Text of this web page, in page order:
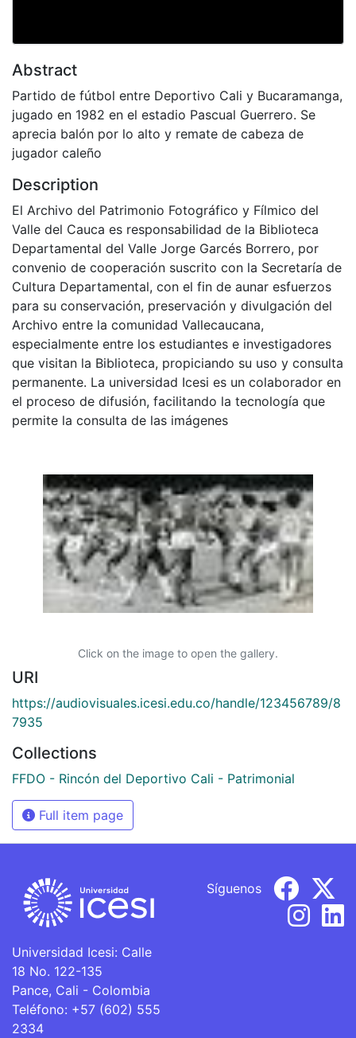
Abstract
Partido de fútbol entre Deportivo Cali y Bucaramanga,
jugado en 1982 en el estadio Pascual Guerrero. Se
aprecia balón por lo alto y remate de cabeza de
jugador caleño
Description
El Archivo del Patrimonio Fotográfico y Fílmico del
Valle del Cauca es responsabilidad de la Biblioteca
Departamental del Valle Jorge Garcés Borrero, por
convenio de cooperación suscrito con la Secretaría de
Cultura Departamental, con el fin de aunar esfuerzos
para su conservación, preservación y divulgación del
Archivo entre la comunidad Vallecaucana,
especialmente entre los estudiantes e investigadores
que visitan la Biblioteca, propiciando su uso y consulta
permanente. La universidad Icesi es un colaborador en
el proceso de difusión, facilitando la tecnología que
permite la consulta de las imágenes
Click on the image to open the gallery.
URI
https://audiovisuales.icesi.edu.co/handle/123456789/8
7935
Collections
FFDO - Rincón del Deportivo Cali - Patrimonial
Full item page
Universidad Icesi: Calle
18 No. 122-135
Pance, Cali - Colombia
Teléfono: +57 (602) 555
2334
Síguenos